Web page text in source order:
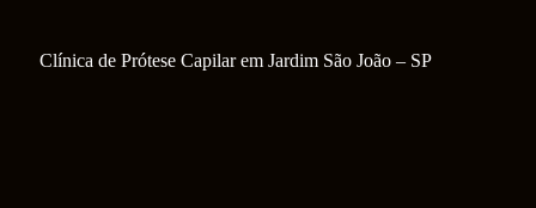
Clínica de Prótese Capilar em Jardim São João – SP